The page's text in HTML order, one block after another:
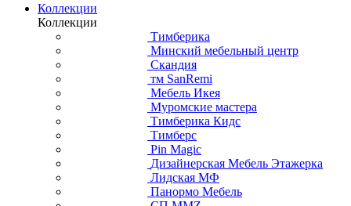
Коллекции
Коллекции
Тимберика
Минский мебельный центр
Скандия
тм SanRemi
Мебель Икея
Муромские мастера
Тимберика Кидс
Тимберс
Pin Magic
Дизайнерская Мебель Этажерка
Лидская МФ
Панормо Мебель